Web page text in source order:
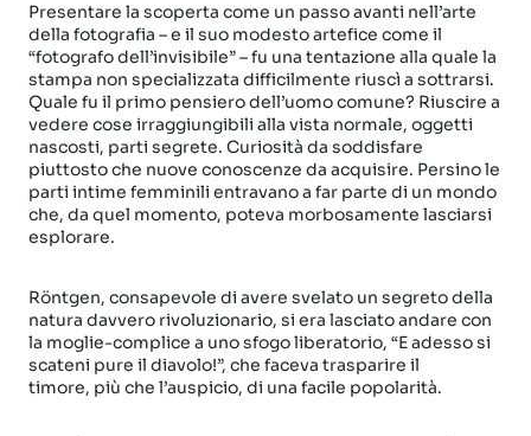
Presentare la scoperta come un passo avanti nell’arte
della fotografia – e il suo modesto artefice come il
“fotografo dell’invisibile” – fu una tentazione alla quale la
stampa non specializzata difficilmente riuscì a sottrarsi.
Quale fu il primo pensiero dell’uomo comune? Riuscire a
vedere cose irraggiungibili alla vista normale, oggetti
nascosti, parti segrete. Curiosità da soddisfare
piuttosto che nuove conoscenze da acquisire. Persino le
parti intime femminili entravano a far parte di un mondo
che, da quel momento, poteva morbosamente lasciarsi
esplorare.
Röntgen, consapevole di avere svelato un segreto della
natura davvero rivoluzionario, si era lasciato andare con
la moglie-complice a uno sfogo liberatorio, “E adesso si
scateni pure il diavolo!”, che faceva trasparire il
timore, più che l’auspicio, di una facile popolarità.